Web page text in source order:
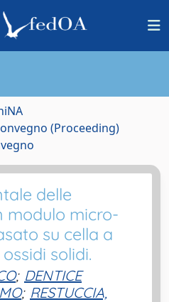
(Proceeding)
delle
modulo micro-
su cella a
solidi.
; DENTICE
; RESTUCCIA,